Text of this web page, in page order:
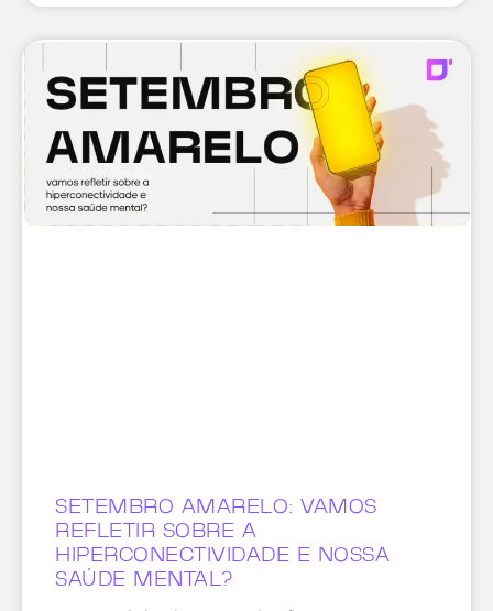
SETEMBRO AMARELO: VAMOS
REFLETIR SOBRE A
HIPERCONECTIVIDADE E NOSSA
SAÚDE MENTAL?